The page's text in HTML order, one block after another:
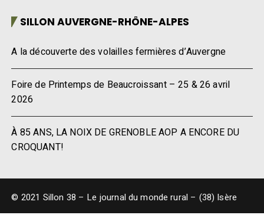
SILLON AUVERGNE-RHÔNE-ALPES
A la découverte des volailles fermières d’Auvergne
Foire de Printemps de Beaucroissant – 25 & 26 avril
2026
À 85 ANS, LA NOIX DE GRENOBLE AOP A ENCORE DU
CROQUANT!
© 2021 Sillon 38 – Le journal du monde rural – (38) Isère